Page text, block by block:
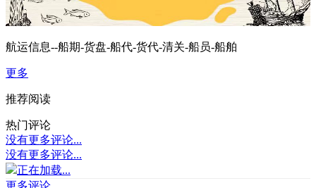
航运信息--船期-货盘-船代-货代-清关-船员-船舶
更多
推荐阅读
热门评论
没有更多评论...
没有更多评论...
正在加载...
更多评论